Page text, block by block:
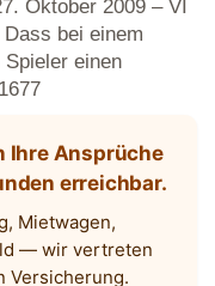
Oktober 2009 – VI
bei einem
einen
Ihre Ansprüche
erreichbar.
Mietwagen,
— wir vertreten
Versicherung.